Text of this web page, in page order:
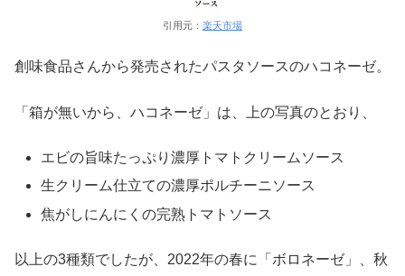
引用元： 楽天市場
創味食品さんから発売されたパスタソースのハコネーゼ。
「箱が無いから、ハコネーゼ」は、上の写真のとおり、
エビの旨味たっぷり濃厚トマトクリームソース
生クリーム仕立ての濃厚ポルチーニソース
焦がしにんにくの完熟トマトソース
以上の3種類でしたが、2022年の春に「ボロネーゼ」、秋